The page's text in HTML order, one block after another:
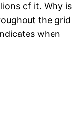
of it. Why is
the grid
when